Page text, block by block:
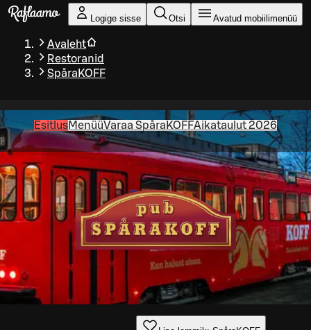
Liigu peamise sisu juurde
Logige sisse Otsi Avatud mobiilimenüü
Avaleht
Restoranid
SpåraKOFF
EsitlusMenüüVaraa SpåraKOFFAikataulut 2026